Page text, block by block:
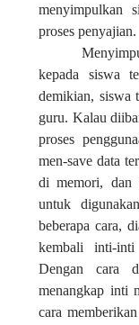
menyimpulkan
proses penyajian.
kepada siswa
demikian, siswa
guru. Kalau
proses
men-save data
di memori, dan
untuk
beberapa cara,
kembali inti-
Dengan cara
menangkap inti
cara